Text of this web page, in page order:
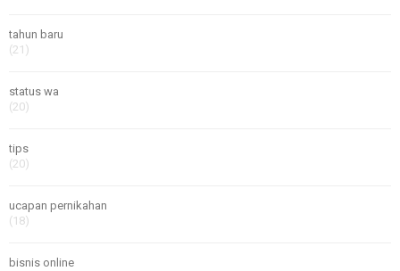
tahun baru
(21)
status wa
(20)
tips
(20)
ucapan pernikahan
(18)
bisnis online